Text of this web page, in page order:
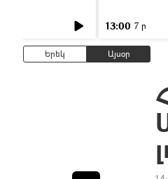
13:00 7 ր
Երեկ Այսօր